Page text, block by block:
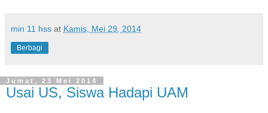
min 11 hss at Kamis, Mei 29, 2014
Berbagi
Jumat, 23 Mei 2014
Usai US, Siswa Hadapi UAM